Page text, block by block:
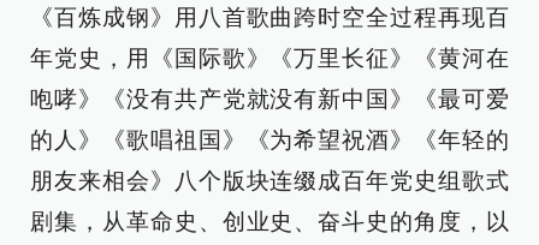
《百炼成钢》用八首歌曲跨时空全过程再现百
年党史，用《国际歌》《万里长征》《黄河在
咆哮》《没有共产党就没有新中国》《最可爱
的人》《歌唱祖国》《为希望祝酒》《年轻的
朋友来相会》八个版块连缀成百年党史组歌式
剧集，从革命史、创业史、奋斗史的角度，以